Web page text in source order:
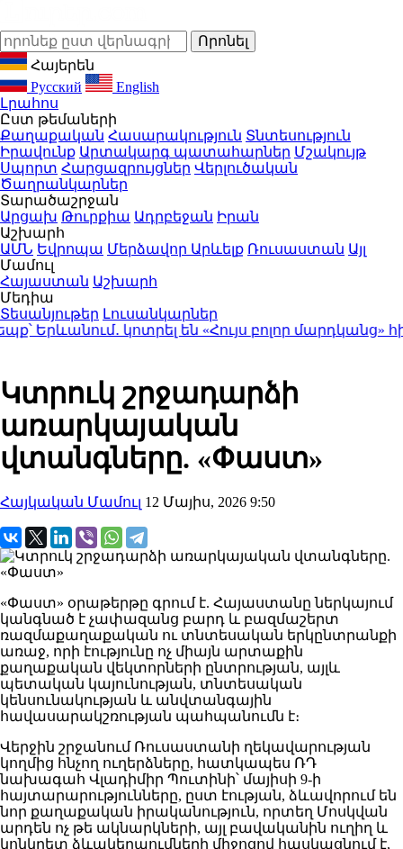
Հայերեն
Русский
English
Լրահոս
Ըստ թեմաների
Քաղաքական Հասարակություն Տնտեսություն
Իրավունք Արտակարգ պատահարներ Մշակույթ
Սպորտ Հարցազրույցներ Վերլուծական
Ծաղրանկարներ
Տարածաշրջան
Արցախ Թուրքիա Ադրբեջան Իրան
Աշխարհ
ԱՄՆ Եվրոպա Մերձավոր Արևելք Ռուսաստան Այլ
Մամուլ
Հայաստան Աշխարհ
Մեդիա
Տեսանյութեր Լուսանկարներ
կոտրել են «Հույս բոլոր մարդկանց»
Կտրուկ շրջադարձի
առարկայական
վտանգները. «Փաստ»
Հայկական Մամուլ 12 Մայիս, 2026 9:50
«Փաստ» օրաթերթը գրում է. Հայաստանը ներկայում
կանգնած է չափազանց բարդ և բազմաշերտ
ռազմաքաղաքական ու տնտեսական երկընտրանքի
առաջ, որի էությունը ոչ միայն արտաքին
քաղաքական վեկտորների ընտրության, այլև
պետական կայունության, տնտեսական
կենսունակության և անվտանգային
հավասարակշռության պահպանումն է։
Վերջին շրջանում Ռուսաստանի ղեկավարության
կողմից հնչող ուղերձները, հատկապես ՌԴ
նախագահ Վլադիմիր Պուտինի՝ մայիսի 9-ի
հայտարարությունները, ըստ էության, ձևավորում են
նոր քաղաքական իրականություն, որտեղ Մոսկվան
արդեն ոչ թե ակնարկների, այլ բավականին ուղիղ և
կոնկրետ ձևակերպումների միջոցով հասկացնում է,